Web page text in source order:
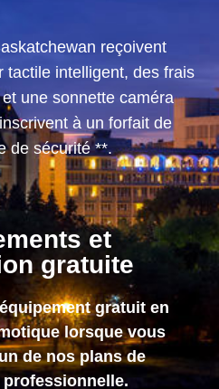
reçoivent
tactile intelligent, des frais
une sonnette caméra
à un forfait de
de sécurité **.
et
gratuite
gratuit en
lorsque vous
de nos plans de